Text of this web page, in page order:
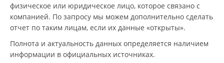
физическое или юридическое лицо, которое связано с
компанией. По запросу мы можем дополнительно сделать
отчет по таким лицам, если их данные «открыты».
Полнота и актуальность данных определяется наличием
информации в официальных источниках.